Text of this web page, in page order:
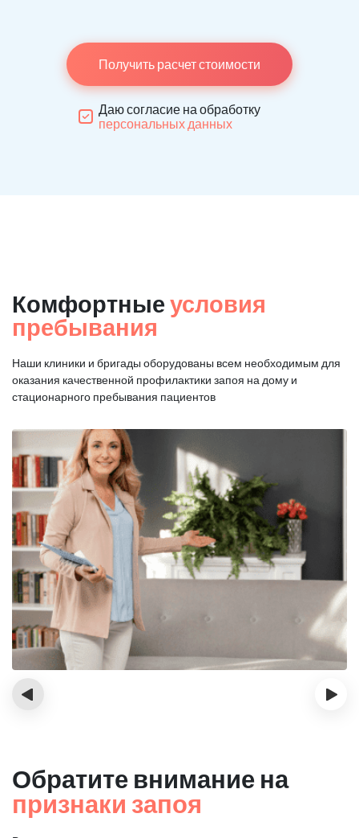
Получить расчет стоимости
Даю согласие на обработку
персональных данных
Комфортные условия
пребывания
Наши клиники и бригады оборудованы всем необходимым для
оказания качественной профилактики запоя на дому и
стационарного пребывания пациентов
‹ ›
Обратите внимание на
признаки запоя